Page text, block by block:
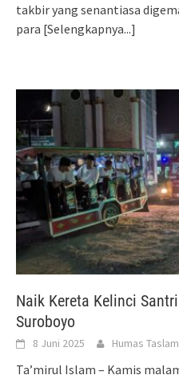
takbir yang senantiasa
para [Selengkapnya...]
Naik Kereta Kelinci
Suroboyo
8 Juni 2025 Humas Taslam
Ta’mirul Islam – Kamis